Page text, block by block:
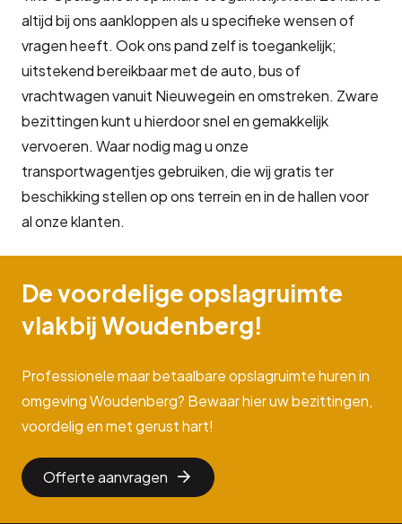
altijd bij ons aankloppen als u specifieke wensen of
vragen heeft. Ook ons pand zelf is toegankelijk;
uitstekend bereikbaar met de auto, bus of
vrachtwagen vanuit Nieuwegein en omstreken. Zware
bezittingen kunt u hierdoor snel en gemakkelijk
vervoeren. Waar nodig mag u onze
transportwagentjes gebruiken, die wij gratis ter
beschikking stellen op ons terrein en in de hallen voor
al onze klanten.
De voordelige opslagruimte
vlakbij Woudenberg!
Professionele maar betaalbare opslagruimte huren in
omgeving Woudenberg? Bewaar hier uw bezittingen,
voordelig en met gerust hart!
Offerte aanvragen